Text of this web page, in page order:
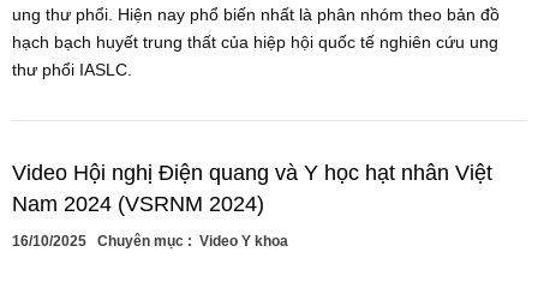
ung thư phổi. Hiện nay phổ biến nhất là phân nhóm theo bản đồ
hạch bạch huyết trung thất của hiệp hội quốc tế nghiên cứu ung
thư phổi IASLC.
Video Hội nghị Điện quang và Y học hạt nhân Việt
Nam 2024 (VSRNM 2024)
16/10/2025 Chuyên mục : Video Y khoa